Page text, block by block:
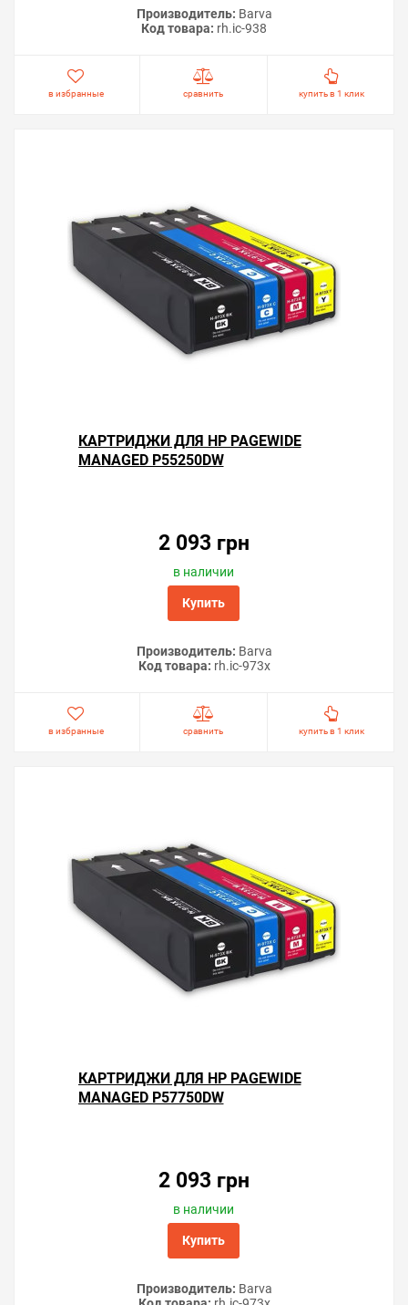
Производитель: Barva
Код товара: rh.ic-938
в избранные сравнить купить в 1 клик
КАРТРИДЖИ ДЛЯ HP PAGEWIDE
MANAGED P55250DW
2 093 грн
в наличии
Купить
Производитель: Barva
Код товара: rh.ic-973x
в избранные сравнить купить в 1 клик
КАРТРИДЖИ ДЛЯ HP PAGEWIDE
MANAGED P57750DW
2 093 грн
в наличии
Купить
Производитель: Barva